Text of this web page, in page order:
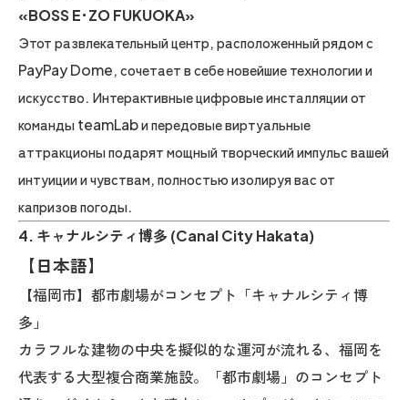
«BOSS E･ZO FUKUOKA»
Этот развлекательный центр, расположенный рядом с
PayPay Dome, сочетает в себе новейшие технологии и
искусство. Интерактивные цифровые инсталляции от
команды teamLab и передовые виртуальные
аттракционы подарят мощный творческий импульс вашей
интуиции и чувствам, полностью изолируя вас от
капризов погоды.
4. キャナルシティ博多 (Canal City Hakata)
【日本語】
【福岡市】都市劇場がコンセプト「キャナルシティ博
多」
カラフルな建物の中央を擬似的な運河が流れる、福岡を
代表する大型複合商業施設。「都市劇場」のコンセプト